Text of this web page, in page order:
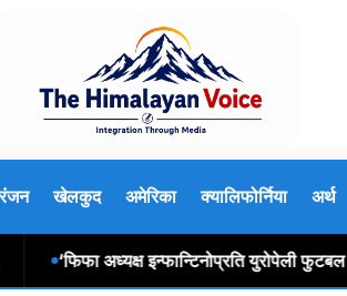
खेलकुद अमेरिका क्यालिफोर्निया अर्थ
‘फिफा अध्यक्ष इन्फान्टिनोप्रति युरोपेली फुटबल